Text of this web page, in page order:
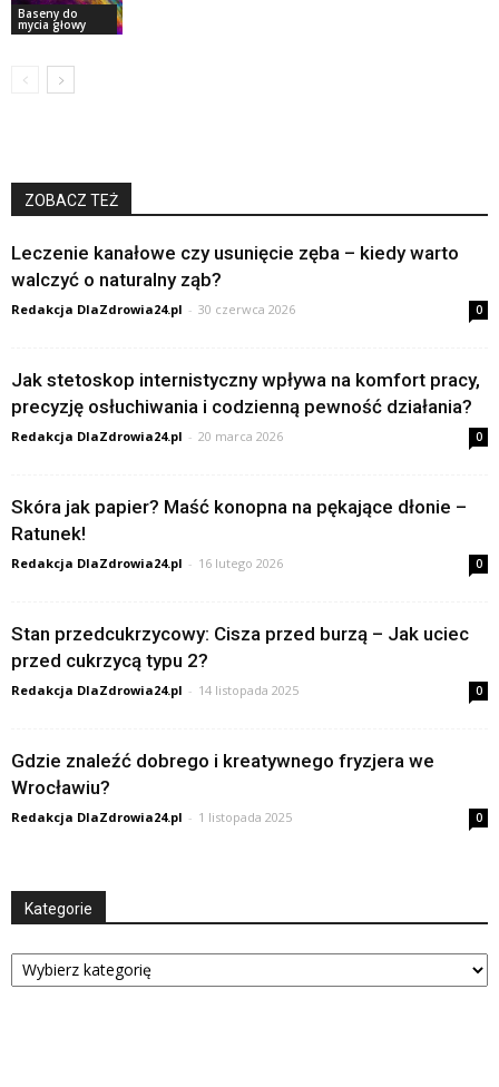
Baseny do
mycia głowy
ZOBACZ TEŻ
Leczenie kanałowe czy usunięcie zęba – kiedy warto
walczyć o naturalny ząb?
Redakcja DlaZdrowia24.pl - 30 czerwca 2026 0
Jak stetoskop internistyczny wpływa na komfort pracy,
precyzję osłuchiwania i codzienną pewność działania?
Redakcja DlaZdrowia24.pl - 20 marca 2026 0
Skóra jak papier? Maść konopna na pękające dłonie –
Ratunek!
Redakcja DlaZdrowia24.pl - 16 lutego 2026 0
Stan przedcukrzycowy: Cisza przed burzą – Jak uciec
przed cukrzycą typu 2?
Redakcja DlaZdrowia24.pl - 14 listopada 2025 0
Gdzie znaleźć dobrego i kreatywnego fryzjera we
Wrocławiu?
Redakcja DlaZdrowia24.pl - 1 listopada 2025 0
Kategorie
Kategorie